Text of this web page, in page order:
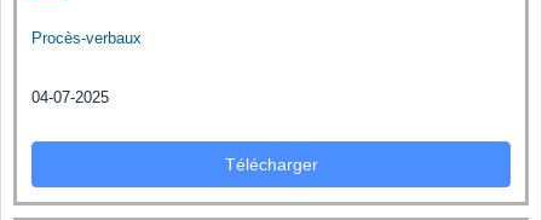
Procès-verbaux
04-07-2025
Télécharger